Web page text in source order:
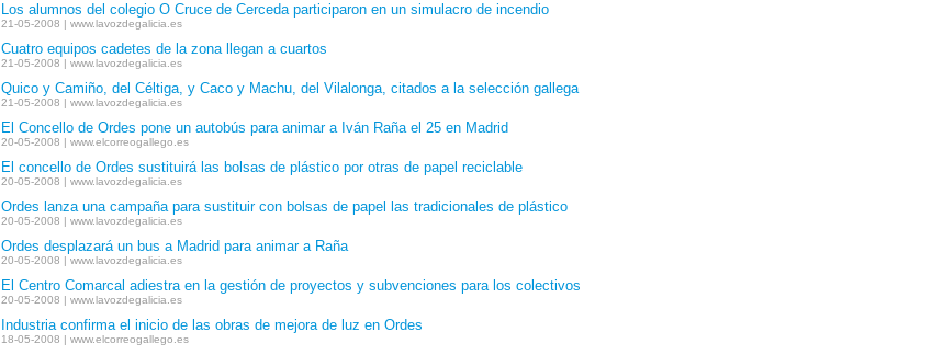
Los alumnos del colegio O Cruce de Cerceda participaron en un simulacro de incendio
21-05-2008 | www.lavozdegalicia.es
Cuatro equipos cadetes de la zona llegan a cuartos
21-05-2008 | www.lavozdegalicia.es
Quico y Camiño, del Céltiga, y Caco y Machu, del Vilalonga, citados a la selección gallega
21-05-2008 | www.lavozdegalicia.es
El Concello de Ordes pone un autobús para animar a Iván Raña el 25 en Madrid
20-05-2008 | www.elcorreogallego.es
El concello de Ordes sustituirá las bolsas de plástico por otras de papel reciclable
20-05-2008 | www.lavozdegalicia.es
Ordes lanza una campaña para sustituir con bolsas de papel las tradicionales de plástico
20-05-2008 | www.lavozdegalicia.es
Ordes desplazará un bus a Madrid para animar a Raña
20-05-2008 | www.lavozdegalicia.es
El Centro Comarcal adiestra en la gestión de proyectos y subvenciones para los colectivos
20-05-2008 | www.lavozdegalicia.es
Industria confirma el inicio de las obras de mejora de luz en Ordes
18-05-2008 | www.elcorreogallego.es